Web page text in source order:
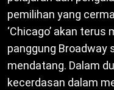
pemilihan yang
‘Chicago’ akan
panggung Broadway
mendatang. Dalam
kecerdasan dalam